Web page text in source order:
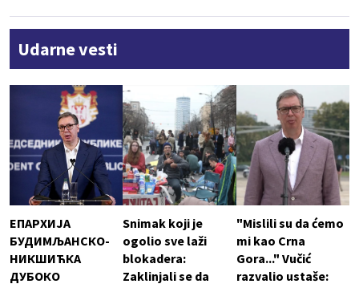
Udarne vesti
ЕПАРХИЈА
БУДИМЉАНСКО-
НИКШИЋКА
ДУБОКО
Snimak koji je
ogolio sve laži
blokadera:
Zaklinjali se da
"Mislili su da ćemo
mi kao Crna
Gora..." Vučić
razvalio ustaše: